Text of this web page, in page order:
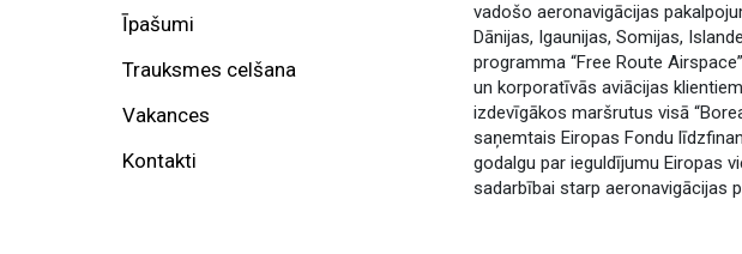
Īpašumi
Trauksmes celšana
Vakances
Kontakti
vadošo aeronavigācijas
Dānijas, Igaunijas, Somijas,
programma “Free Route
un korporatīvās aviācijas
izdevīgākos maršrutus visā
saņemtais Eiropas Fondu
godalgu par ieguldījumu Eiropas
sadarbībai starp aeronavigācijas